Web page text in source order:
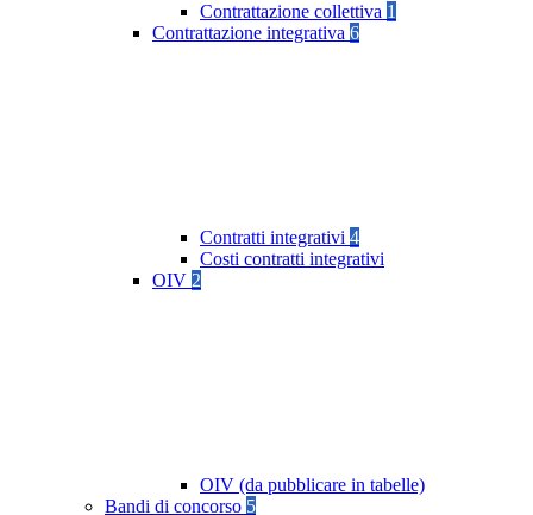
Contrattazione collettiva 1
Contrattazione integrativa 6
Contratti integrativi 4
Costi contratti integrativi
OIV 2
OIV (da pubblicare in tabelle)
Bandi di concorso 5